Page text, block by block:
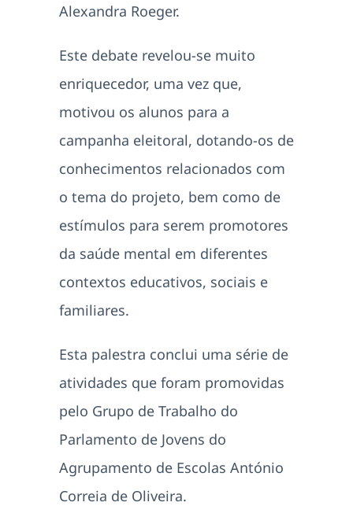
Alexandra Roeger.
Este debate revelou-se muito
enriquecedor, uma vez que,
motivou os alunos para a
campanha eleitoral, dotando-os de
conhecimentos relacionados com
o tema do projeto, bem como de
estímulos para serem promotores
da saúde mental em diferentes
contextos educativos, sociais e
familiares.
Esta palestra conclui uma série de
atividades que foram promovidas
pelo Grupo de Trabalho do
Parlamento de Jovens do
Agrupamento de Escolas António
Correia de Oliveira.